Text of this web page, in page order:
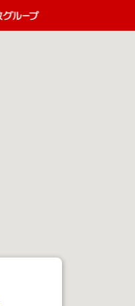
郵便局・日本郵政グループ